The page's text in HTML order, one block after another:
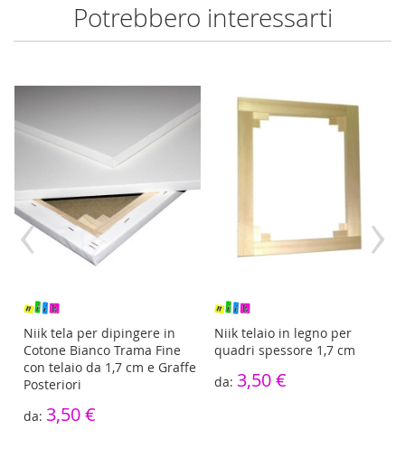
Potrebbero interessarti
Niik tela per dipingere in
Cotone Bianco Trama Fine
con telaio da 1,7 cm e Graffe
Posteriori
3,50 €
Niik telaio in legno per
quadri spessore 1,7 cm
3,50 €
‹ ›